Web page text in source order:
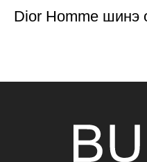
Dior Homme шинэ